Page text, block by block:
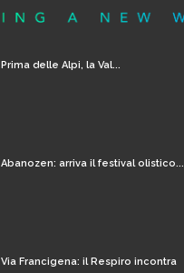
Prima delle Alpi, la Val...
Abanozen: arriva il festival olistico...
Via Francigena: il Respiro incontra